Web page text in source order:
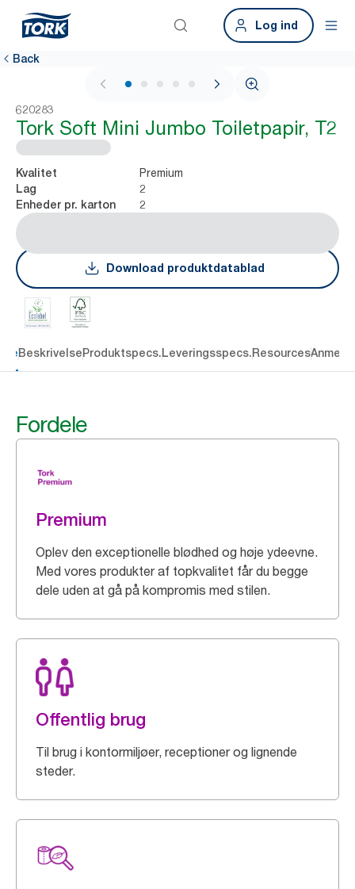
Log ind
Back
1 / 5
620283
Tork Soft Mini Jumbo Toiletpapir, T2
Kvalitet Premium
Lag 2
Enheder pr. karton 2
Download produktdatablad
BeskrivelseProduktspecs.Leveringsspecs.Resources
Fordele
Premium
Oplev den exceptionelle blødhed og høje ydeevne.
Med vores produkter af topkvalitet får du begge
dele uden at gå på kompromis med stilen.
Offentlig brug
Til brug i kontormiljøer, receptioner og lignende
steder.